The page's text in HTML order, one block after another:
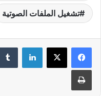
تشغيل الملفات الصوتية
لينكدإن
طباعة